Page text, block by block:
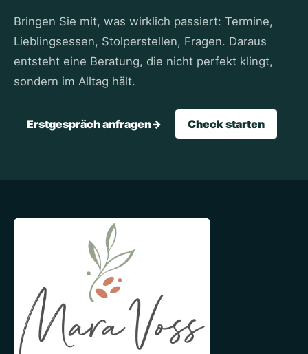
Bringen Sie mit, was wirklich passiert: Termine,
Lieblingsessen, Stolperstellen, Fragen. Daraus
entsteht eine Beratung, die nicht perfekt klingt,
sondern im Alltag hält.
Erstgespräch anfragen-> Check starten